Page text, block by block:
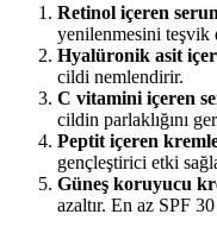
Retinol içeren
yenilenmesini teşvik
Hyalüronik asit
cildi nemlendirir.
C vitamini içeren
cildin parlaklığını
Peptit içeren
gençleştirici etki
Güneş koruyucu
azaltır. En az SPF